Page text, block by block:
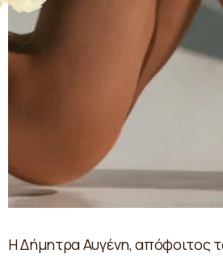
Η Δήμητρα Αυγένη, απόφοιτος